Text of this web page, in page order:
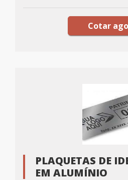
Cotar
PLAQUETAS DE
EM ALUMÍNIO